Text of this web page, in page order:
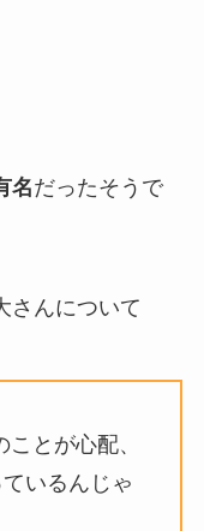
名だったそうで
さんについて
とが心配、
いるんじゃ